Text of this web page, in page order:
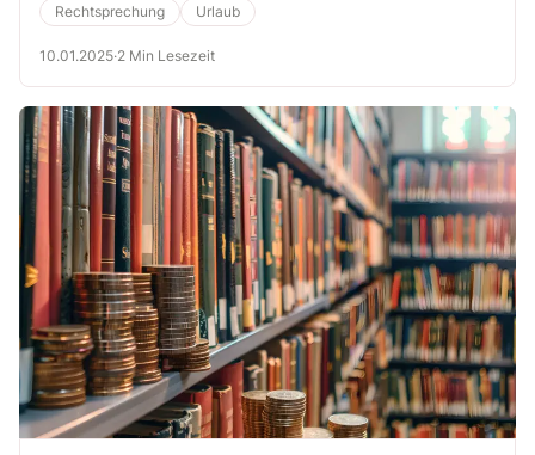
Dienstherr grundsätzlich nicht zum Nachteil Ihrer Kollegen
abweichen. Genauer:
Rechtsprechung Urlaub
10.01.2025·2 Min Lesezeit